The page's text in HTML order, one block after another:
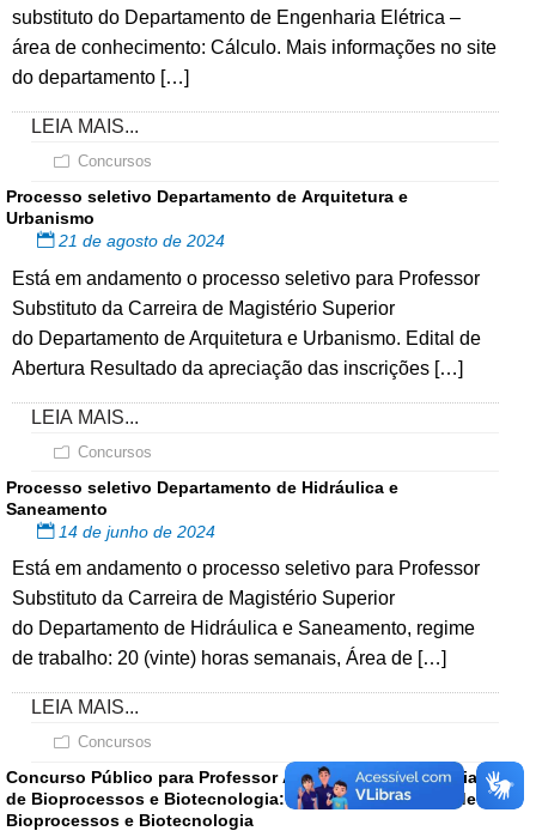
substituto do Departamento de Engenharia Elétrica –
área de conhecimento: Cálculo. Mais informações no site
do departamento […]
LEIA MAIS...
Concursos
Processo seletivo Departamento de Arquitetura e
Urbanismo
21 de agosto de 2024
Está em andamento o processo seletivo para Professor
Substituto da Carreira de Magistério Superior
do Departamento de Arquitetura e Urbanismo. Edital de
Abertura Resultado da apreciação das inscrições […]
LEIA MAIS...
Concursos
Processo seletivo Departamento de Hidráulica e
Saneamento
14 de junho de 2024
Está em andamento o processo seletivo para Professor
Substituto da Carreira de Magistério Superior
do Departamento de Hidráulica e Saneamento, regime
de trabalho: 20 (vinte) horas semanais, Área de […]
LEIA MAIS...
Concursos
Concurso Público para Professor Adjunto A – Engenharia
de Bioprocessos e Biotecnologia: Projeto de Indústria de
Bioprocessos e Biotecnologia